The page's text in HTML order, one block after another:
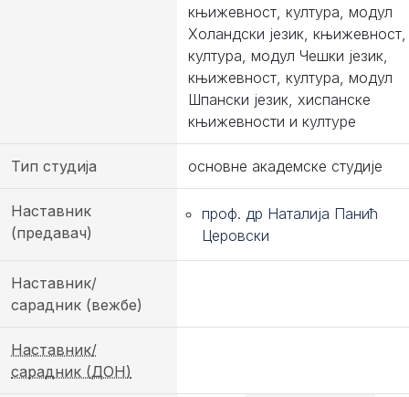
књижевност, култура, модул
Холандски језик, књижевност,
култура, модул Чешки језик,
књижевност, култура, модул
Шпански језик, хиспанске
књижевности и културе
Тип студија основне академске студије
Наставник
(предавач)
проф. др Наталија Панић
Церовски
Наставник/
сарадник (вежбе)
Наставник/
сарадник (ДОН)